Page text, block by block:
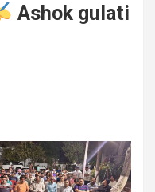
Ashok gulati